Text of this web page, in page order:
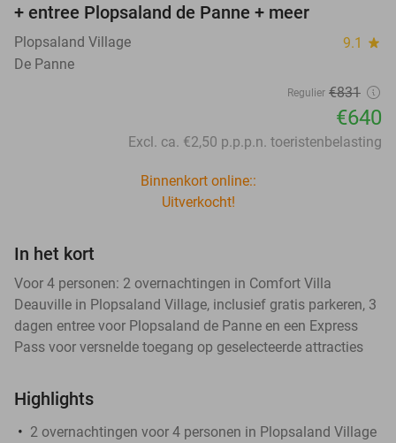
+ entree Plopsaland de Panne + meer
Plopsaland Village 9.1 star
De Panne
Regulier €831
€640
Excl. ca. €2,50 p.p.p.n. toeristenbelasting
Binnenkort online::
Uitverkocht!
In het kort
Voor 4 personen: 2 overnachtingen in Comfort Villa
Deauville in Plopsaland Village, inclusief gratis parkeren, 3
dagen entree voor Plopsaland de Panne en een Express
Pass voor versnelde toegang op geselecteerde attracties
Highlights
2 overnachtingen voor 4 personen in Plopsaland Village